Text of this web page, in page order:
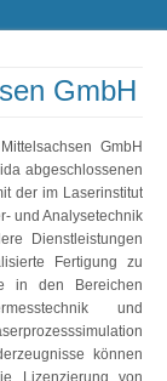
GmbH
GmbH
abgeschlossenen
der im Laserinstitut
und Analysetechnik
Dienstleistungen
Fertigung zu
in den Bereichen
und
können